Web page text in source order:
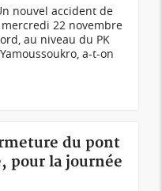
nouvel accident de
22 novembre
au niveau du PK
a-t-on
du pont
pour la journée